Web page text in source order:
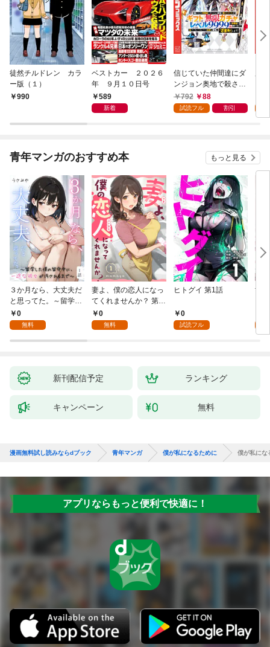
徒然チルドレン カラ
ー版（１）
990
ベストカー ２０２６
年 ９月１０日号
589
新着
信じていた仲間達にダ
ンジョン奥地で殺され
かけたがギフト『無限
ガチャ』でレベル９９
『ざまぁ！』します！
792 88
試読フル 割引
青年マンガのおすすめ本 もっと見る
３か月なら、大丈夫だ
と思ってた。～留学し
た僕の留守中に、一途
な彼女が汚されるまで
0
無料
妻よ、僕の恋人になっ
てくれませんか？ 第1
話0
無料
ヒトグイ 第1話
0
試読フル
世
新刊配信予定 ランキング
キャンペーン 無料
漫画無料試し読みならdブック 青年マンガ 僕が私になるために 僕が私にな
アプリならもっと便利で快適に！